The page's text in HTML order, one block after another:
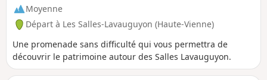
Moyenne
Départ à Les Salles-Lavauguyon (Haute-Vienne)
Une promenade sans difficulté qui vous permettra de
découvrir le patrimoine autour des Salles Lavauguyon.